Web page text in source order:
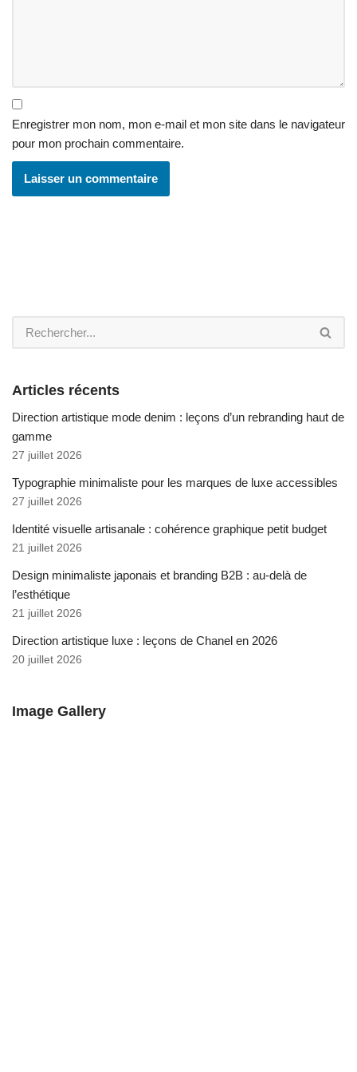
Enregistrer mon nom, mon e-mail et mon site dans le navigateur
pour mon prochain commentaire.
Articles récents
Direction artistique mode denim : leçons d’un rebranding haut de
gamme
27 juillet 2026
Typographie minimaliste pour les marques de luxe accessibles
27 juillet 2026
Identité visuelle artisanale : cohérence graphique petit budget
21 juillet 2026
Design minimaliste japonais et branding B2B : au-delà de
l’esthétique
21 juillet 2026
Direction artistique luxe : leçons de Chanel en 2026
20 juillet 2026
Image Gallery